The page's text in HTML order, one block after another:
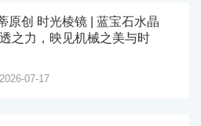
原创 时光棱镜 | 蓝宝石水晶
之力，映见机械之美与时
2026-07-17